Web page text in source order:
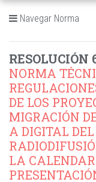
Navegar Norma
RESOLUCIÓN
NORMA
DE LOS
MIGRACIÓN
A DIGITAL
LA